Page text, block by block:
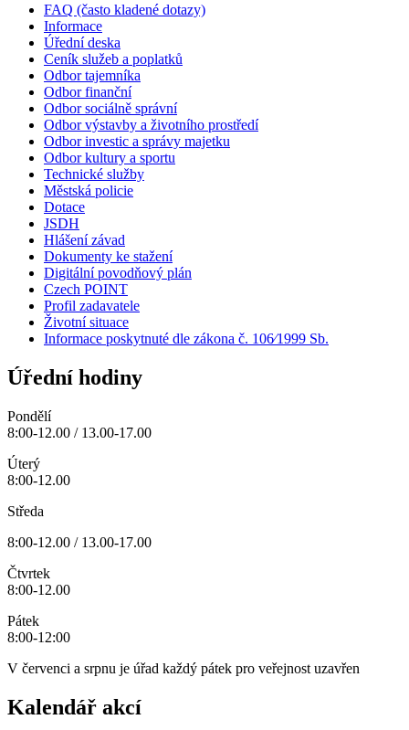
FAQ (často kladené dotazy)
Informace
Úřední deska
Ceník služeb a poplatků
Odbor tajemníka
Odbor finanční
Odbor sociálně správní
Odbor výstavby a životního prostředí
Odbor investic a správy majetku
Odbor kultury a sportu
Technické služby
Městská policie
Dotace
JSDH
Hlášení závad
Dokumenty ke stažení
Digitální povodňový plán
Czech POINT
Profil zadavatele
Životní situace
Informace poskytnuté dle zákona č. 106⁄1999 Sb.
Úřední hodiny
Pondělí
8:00-12.00 / 13.00-17.00
Úterý
8:00-12.00
Středa
8:00-12.00 / 13.00-17.00
Čtvrtek
8:00-12.00
Pátek
8:00-12:00
V červenci a srpnu je úřad každý pátek pro veřejnost uzavřen
Kalendář akcí